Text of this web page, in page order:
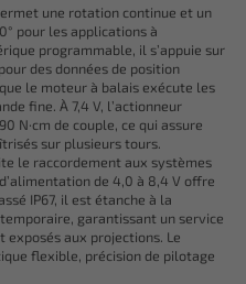
une rotation continue et un
pour les applications à
programmable, il s’appuie sur
des données de position
le moteur à balais exécute les
fine. À 7,4 V, l’actionneur
N·cm de couple, ce qui assure
sur plusieurs tours.
le raccordement aux systèmes
de 4,0 à 8,4 V offre
IP67, il est étanche à la
garantissant un service
aux projections. Le
flexible, précision de pilotage